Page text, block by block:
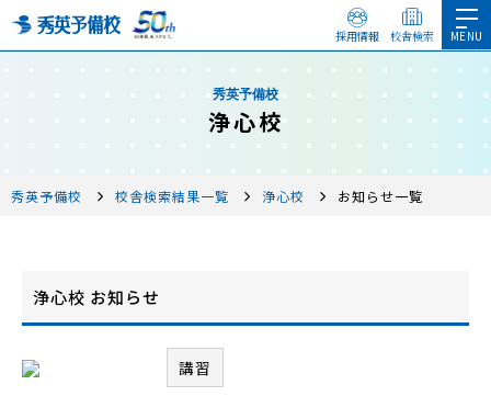
採用情報 校舎検索
秀英予備校
浄心校
秀英予備校 校舎検索結果一覧 浄心校 お知らせ一覧
浄心校 お知らせ
講習